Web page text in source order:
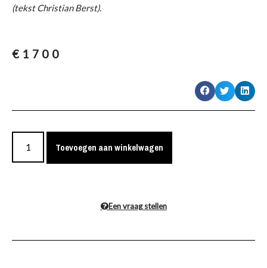
(tekst Christian Berst).
€ 1700
Toevoegen aan winkelwagen
Een vraag stellen